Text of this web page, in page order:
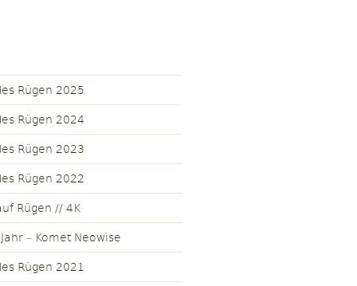
Rügen 2025
Rügen 2024
Rügen 2023
Rügen 2022
Rügen // 4K
– Komet Neowise
Rügen 2021